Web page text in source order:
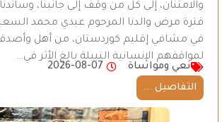
والامتنان، إلى كل من وقف إلى جانبنا،
فترة مرض والدنا المرحوم عبدي محمد
في مشافي إقليم كوردستان، من أهل
لمواقفهم الإنسانية النبيلة بالغ الأثر في…
نعي ومواساة
2026-08-07
التفاصيل ...